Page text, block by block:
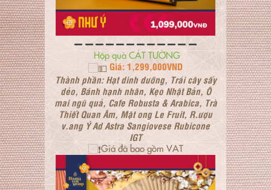
Hộp quà CÁT TƯỜNG
Giá: 1,299,000VND
Thành phần: Hạt dinh dưỡng, Trái cây sấy
dẻo, Bánh hạnh nhân, Kẹo Nhật Bản, Ô
mai ngũ quả, Cafe Robusta & Arabica, Trà
Thiết Quan Âm, Mật ong Le Fruit, R.ượu
v.ang Ý Ad Astra Sangiovese Rubicone
IGT
Giá đã bao gồm VAT